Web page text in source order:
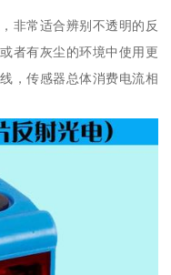
非常适合辨别不透明的反
者有灰尘的环境中使用更
，传感器总体消费电流相